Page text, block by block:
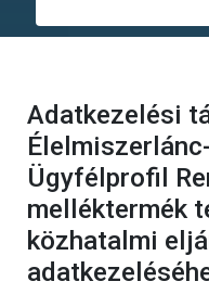
Adatkezelési
Ügyfélprofil
melléktermék
közhatalmi